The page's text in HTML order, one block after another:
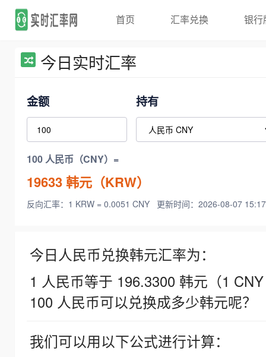
首页 汇率兑换 银行
今日实时汇率
金额 持有
100 人民币（CNY）=
19633韩元（KRW）
反向汇率：1 KRW = 0.0051 CNY 更新时间：2026-08-07
今日人民币兑换韩元汇率为：
1 人民币等于 196.3300 韩元（1
100 人民币可以兑换成多少韩元呢？
我们可以用以下公式进行计算：